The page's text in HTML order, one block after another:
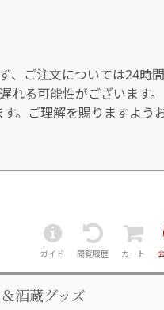
、ご注文については24時
る可能性がございます。
。ご理解を賜りますよう
ガイド 閲覧履歴 カート
酒蔵グッズ